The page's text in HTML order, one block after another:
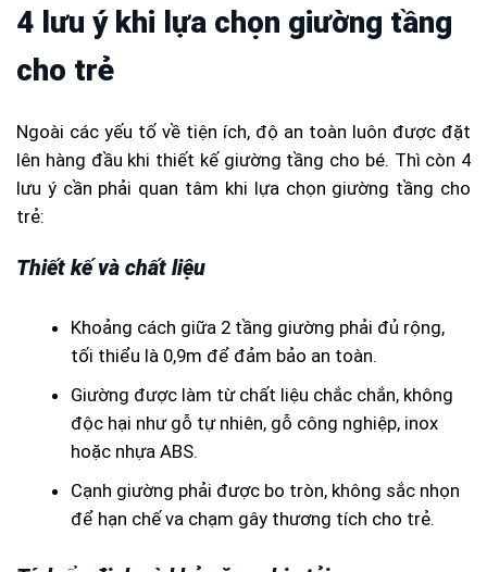
4 lưu ý khi lựa chọn giường tầng
cho trẻ
Ngoài các yếu tố về tiện ích, độ an toàn luôn được đặt
lên hàng đầu khi thiết kế giường tầng cho bé. Thì còn 4
lưu ý cần phải quan tâm khi lựa chọn giường tầng cho
trẻ:
Thiết kế và chất liệu
Khoảng cách giữa 2 tầng giường phải đủ rộng,
tối thiểu là 0,9m để đảm bảo an toàn.
Giường được làm từ chất liệu chắc chắn, không
độc hại như gỗ tự nhiên, gỗ công nghiệp, inox
hoặc nhựa ABS.
Cạnh giường phải được bo tròn, không sắc nhọn
để hạn chế va chạm gây thương tích cho trẻ.